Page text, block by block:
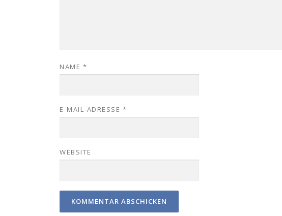
NAME *
E-MAIL-ADRESSE *
WEBSITE